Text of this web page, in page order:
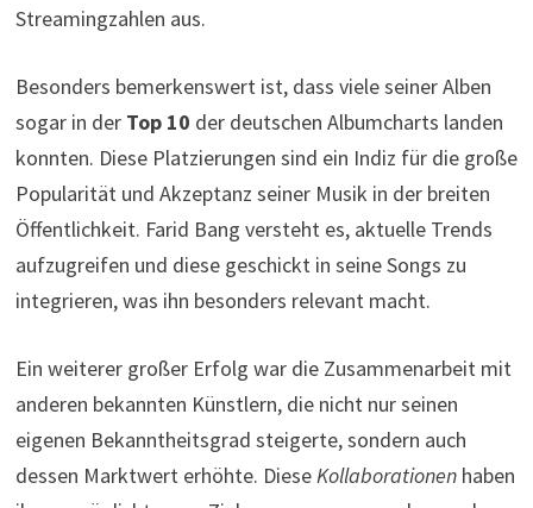
Streamingzahlen aus.
Besonders bemerkenswert ist, dass viele seiner Alben
sogar in der Top 10 der deutschen Albumcharts landen
konnten. Diese Platzierungen sind ein Indiz für die große
Popularität und Akzeptanz seiner Musik in der breiten
Öffentlichkeit. Farid Bang versteht es, aktuelle Trends
aufzugreifen und diese geschickt in seine Songs zu
integrieren, was ihn besonders relevant macht.
Ein weiterer großer Erfolg war die Zusammenarbeit mit
anderen bekannten Künstlern, die nicht nur seinen
eigenen Bekanntheitsgrad steigerte, sondern auch
dessen Marktwert erhöhte. DieseKollaborationenhaben